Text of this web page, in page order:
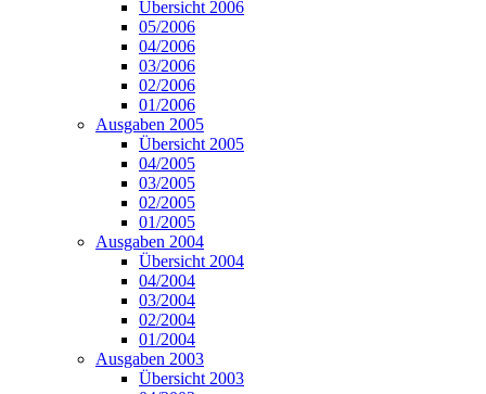
Übersicht 2006
05/2006
04/2006
03/2006
02/2006
01/2006
Ausgaben 2005
Übersicht 2005
04/2005
03/2005
02/2005
01/2005
Ausgaben 2004
Übersicht 2004
04/2004
03/2004
02/2004
01/2004
Ausgaben 2003
Übersicht 2003